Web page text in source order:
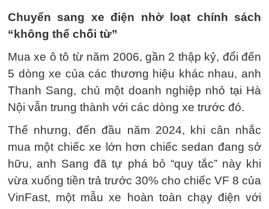
Chuyển sang xe điện nhờ loạt chính sách
“không thể chối từ”
Mua xe ô tô từ năm 2006, gần 2 thập kỷ, đổi đến
5 dòng xe của các thương hiệu khác nhau, anh
Thanh Sang, chủ một doanh nghiệp nhỏ tại Hà
Nội vẫn trung thành với các dòng xe trước đó.
Thế nhưng, đến đầu năm 2024, khi cân nhắc
mua một chiếc xe lớn hơn chiếc sedan đang sở
hữu, anh Sang đã tự phá bỏ “quy tắc” này khi
vừa xuống tiền trả trước 30% cho chiếc VF 8 của
VinFast, một mẫu xe hoàn toàn chạy điện với